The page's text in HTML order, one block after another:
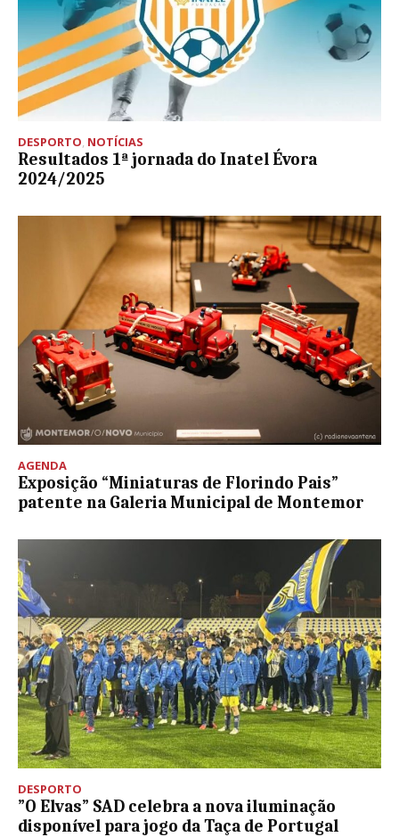
DESPORTO, NOTÍCIAS
Resultados 1ª jornada do Inatel Évora
2024/2025
AGENDA
Exposição “Miniaturas de Florindo Pais”
patente na Galeria Municipal de Montemor
DESPORTO
”O Elvas” SAD celebra a nova iluminação
disponível para jogo da Taça de Portugal